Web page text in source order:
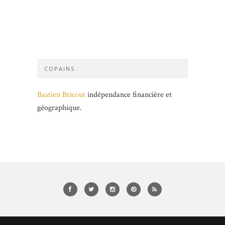
COPAINS :
Bastien Bricoutindépendance financière et
géographique.